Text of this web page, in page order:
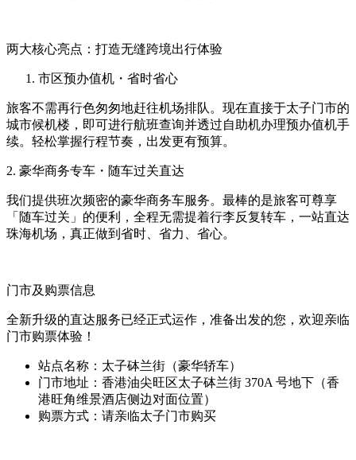
两大核心亮点：打造无缝跨境出行体验
市区预办值机・省时省心
旅客不需再行色匆匆地赶往机场排队。现在直接于太子门市的
城市候机楼，即可进行航班查询并透过自助机办理预办值机手
续。轻松掌握行程节奏，出发更有预算。
2. 豪华商务专车・随车过关直达
我们提供班次频密的豪华商务车服务。最棒的是旅客可尊享
「随车过关」的便利，全程无需提着行李反复转车，一站直达
珠海机场，真正做到省时、省力、省心。
门市及购票信息
全新升级的直达服务已经正式运作，准备出发的您，欢迎亲临
门市购票体验！
站点名称：太子砵兰街（豪华轿车）
门市地址：香港油尖旺区太子砵兰街 370A 号地下（香
港旺角维景酒店侧边对面位置）
购票方式：请亲临太子门市购买